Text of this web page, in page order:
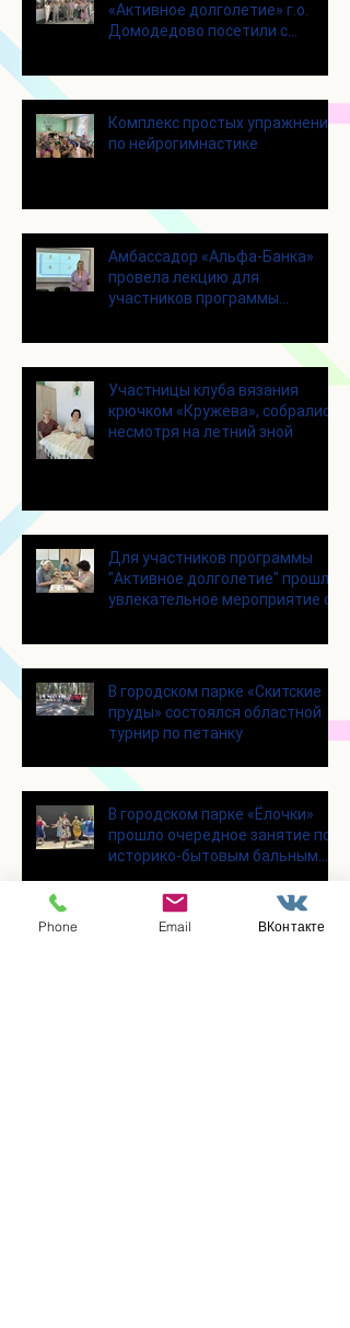
«Активное долголетие» г.о.
Домодедово посетили с
Щелково
Комплекс простых упражнений
по нейрогимнастике
Амбассадор «Альфа-Банка»
провела лекцию для
участников программы
Участницы клуба вязания
крючком «Кружева», собрались
несмотря на летний зной
Для участников программы
"Активное долголетие" прошло
увлекательное мероприятие с
играми
В городском парке «Скитские
пруды» состоялся областной
турнир по петанку
В городском парке «Ёлочки»
прошло очередное занятие по
историко-бытовым бальным
Phone Email ВКонтакте